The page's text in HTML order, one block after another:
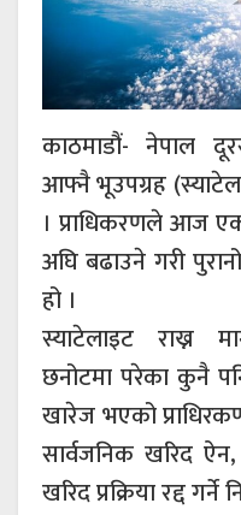
काठमाडौं- नेपाल
आफ्नै भूउपग्रह
। प्राधिकरणले आज एक
अघि बढाउने गरी
हो ।
स्याटेलाइट राख्न
छनोटमा परेका कुनै
खारेज भएको
सार्वजनिक खरिद
खरिद प्रक्रिया रद्द गर्ने